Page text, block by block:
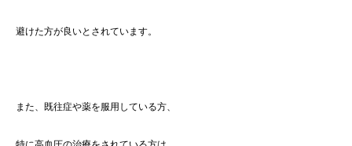
避けた方が良いとされています。
また、既往症や薬を服用している方、